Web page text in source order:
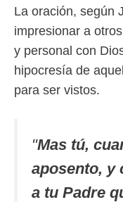
La oración, según
impresionar a
y personal con
hipocresía de
para ser vistos.
"Mas tú,
aposento, y
a tu Padre